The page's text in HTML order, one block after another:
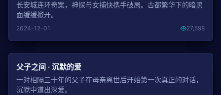
长安城连环奇案，神探与女捕快携手破局。古都繁华下的暗黑
面缓缓掀开。
2024-12-01 27,598
父子之间 · 沉默的爱
一对相隔三十年的父子在母亲离世后开始第一次真正的对话，
沉默中道出深爱。